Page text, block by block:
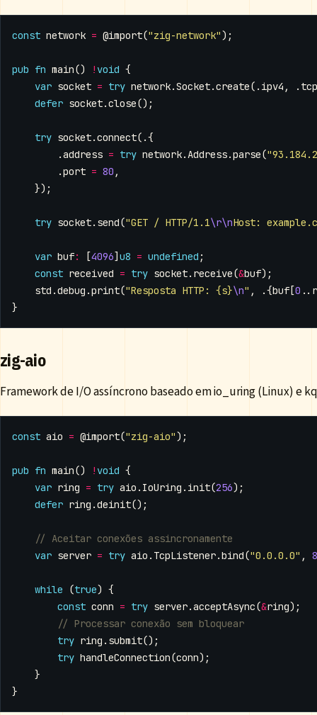
const network = @import("zig-network");
pub fn main() ! void {
var socket = try network.Socket.create(. ipv4 , . tcp
defer socket.close();
try socket.connect(.{
.address = try network.Address.parse(
.port = 80 ,
});
try socket. send("GET / HTTP/1.1\r\nHost:
var buf: [4096] u8 = undefined ;
const received = try socket. receive(&buf);
std .debug .print("Resposta HTTP: {s}\n" , .{buf [0 ..
}
zig-aio
Framework de I/O assíncrono baseado em io_uring (Linux) e
const aio = @import("zig-aio" );
pub fn main() ! void {
var ring = try aio . IoUring . init(256);
defer ring .deinit();
var server = try aio . TcpListener.bind("0.0.0.0" ,
while (true) {
const conn = try server.acceptAsync(&ring);
try ring . submit();
try handleConnection(conn);
}
}